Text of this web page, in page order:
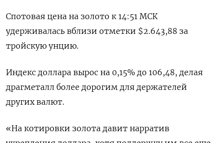
Спотовая цена на золото к 14:51 МСК
удерживалась вблизи отметки $2.643,88​ за
тройскую унцию.
Индекс доллара вырос на 0,15% до 106,48​, делая
драгметалл более дорогим для держателей
других валют.
«На котировки золота давит нарратив